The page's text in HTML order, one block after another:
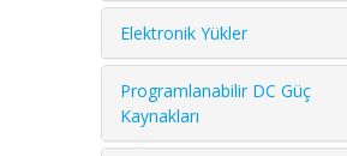
Elektronik Yükler
Programlanabilir DC Güç
Kaynakları